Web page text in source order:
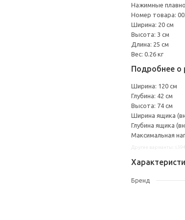
Нажимные
Номер товара:
Ширина: 20 см
Высота: 3 см
Длина: 25 см
Вес: 0.26 кг
Подробнее о
Ширина: 120 см
Глубина: 42 см
Высота: 74 см
Ширина ящика
Глубина ящика
Максимальная
Бренд